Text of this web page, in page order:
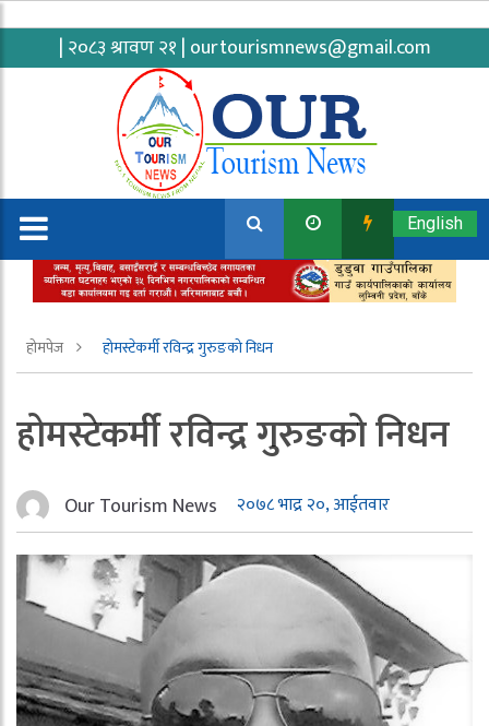
| २०८३ श्रावण २१ | ourtourismnews@gmail.com
English
होमपेज होमस्टेकर्मी रविन्द्र गुरुङको निधन
होमस्टेकर्मी रविन्द्र गुरुङको निधन
Our Tourism News २०७८ भाद्र २०, आईतवार